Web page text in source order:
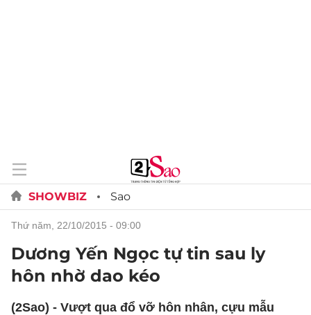
SHOWBIZ Sao
thứ năm, 22/10/2015 - 09:00
Dương Yến Ngọc tự tin sau ly
hôn nhờ dao kéo
(2Sao) - Vượt qua đổ vỡ hôn nhân, cựu mẫu